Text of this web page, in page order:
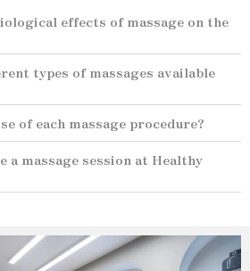
effects of massage on the
types of massages available
of each massage procedure?
a massage session at Healthy